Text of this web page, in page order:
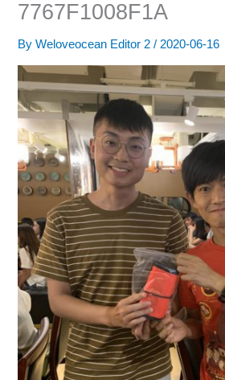
7767F1008F1A
ByWeloveocean Editor 2/ 2020-06-16